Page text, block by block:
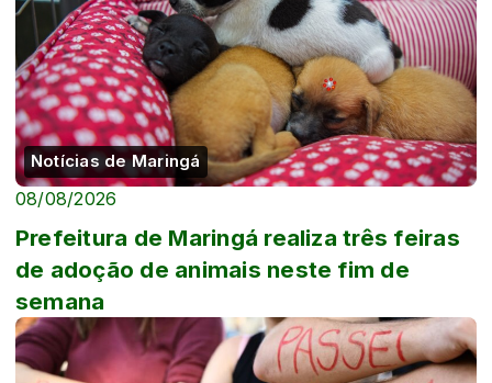
Notícias de Maringá
08/08/2026
Prefeitura de Maringá realiza três feiras
de adoção de animais neste fim de
semana